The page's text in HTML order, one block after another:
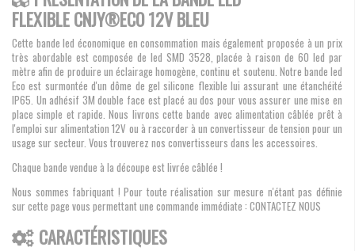
FLEXIBLE CNJY®ECO 12V BLEU
Cette bande led économique en consommation mais également proposée à un prix
très abordable est composée de led SMD 3528, placée à raison de 60 led par
mètre afin de produire un éclairage homogène, continu et soutenu. Notre bande led
Eco est surmontée d'un dôme de gel silicone flexible lui assurant une étanchéité
IP65. Un adhésif 3M double face est placé au dos pour vous assurer une mise en
place simple et rapide. Nous livrons cette bande avec alimentation câblée prêt à
l'emploi sur alimentation 12V ou à raccorder à un convertisseur de tension pour un
usage sur secteur. Vous trouverez nos convertisseurs dans les accessoires.
Chaque bande vendue à la découpe est livrée câblée !
Nous sommes fabriquant ! Pour toute réalisation sur mesure n'étant pas définie
sur cette page vous permettant une commande immédiate : CONTACTEZ NOUS
CARACTÉRISTIQUES